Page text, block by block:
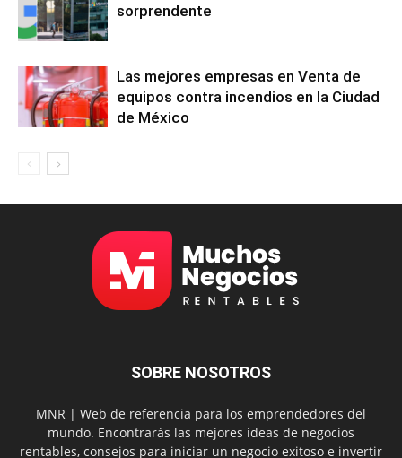
sorprendente
Las mejores empresas en Venta de
equipos contra incendios en la Ciudad
de México
SOBRE NOSOTROS
MNR | Web de referencia para los emprendedores del
mundo. Encontrarás las mejores ideas de negocios
rentables, consejos para iniciar un negocio exitoso e invertir